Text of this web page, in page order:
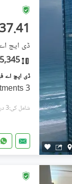
37.41 کروڑ
ڈی ایچ اے فیز 5, ڈی
5,345 مربع فیٹ
3-
شامل کی:3 دن پہل